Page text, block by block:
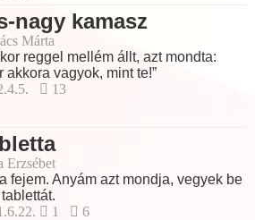
nagy kamasz
Márta
reggel mellém állt, azt mondta:
akkora vagyok, mint te!”
13
Erzsébet
fejem. Anyám azt mondja, vegyek be
1 6